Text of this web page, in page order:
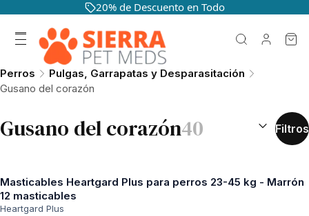
20% de Descuento en Todo
Perros
Pulgas, Garrapatas y Desparasitación
Gusano del corazón
Gusano del corazón40 Filtros
Masticables Heartgard Plus para perros 23-45 kg - Marrón
12 masticables
Heartgard Plus